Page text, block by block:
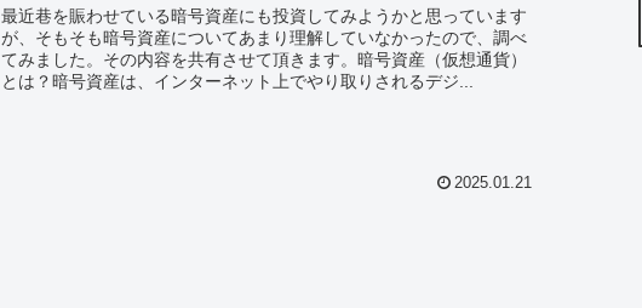
最近巷を賑わせている暗号資産にも投資してみようかと思っています
が、そもそも暗号資産についてあまり理解していなかったので、調べ
てみました。その内容を共有させて頂きます。暗号資産（仮想通貨）
とは？暗号資産は、インターネット上でやり取りされるデジ...
2025.01.21